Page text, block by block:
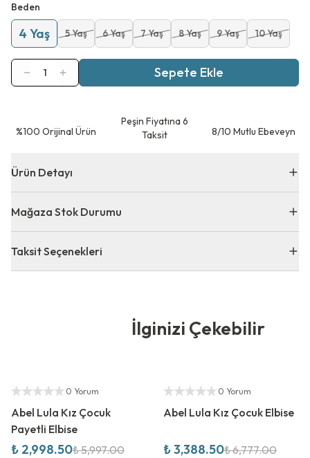
Beden
4 Yaş 5 Yaş 6 Yaş 7 Yaş 8 Yaş 9 Yaş 10 Yaş
1 Sepete Ekle
⁠%100 Orijinal Ürün
Peşin Fiyatına 6
Taksit
8/10 Mutlu Ebeveyn
Ürün Detayı
Mağaza Stok Durumu
Taksit Seçenekleri
İlginizi Çekebilir
Yetkili Satıcı
0 Yorum
Abel Lula Kız Çocuk
Payetli Elbise
₺ 2,998.50₺ 5,997.00
Yetkili Satıcı
0 Yorum
Abel Lula Kız Çocuk Elbise
₺ 3,388.50₺ 6,777.00